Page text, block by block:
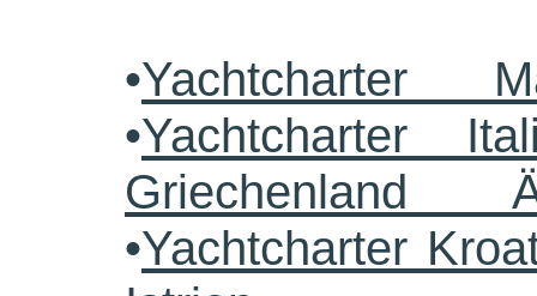
•Yachtcharter
•Yachtcharter
Griechenland
•Yachtcharter